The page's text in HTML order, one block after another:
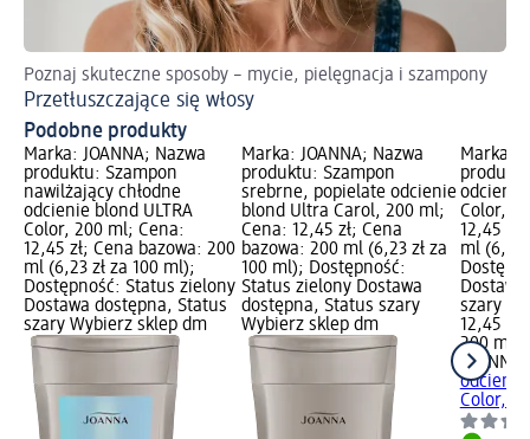
Poznaj skuteczne sposoby – mycie, pielęgnacja i szampony
Przetłuszczające się włosy
Podobne produkty
Marka: JOANNA; Nazwa
produktu: Szampon
nawilżający chłodne
odcienie blond ULTRA
Color, 200 ml; Cena:
12,45 zł; Cena bazowa: 200
ml (6,23 zł za 100 ml);
Dostępność: Status zielony
Dostawa dostępna, Status
szary Wybierz sklep dm
Marka: JOANNA; Nazwa
produktu: Szampon
srebrne, popielate odcienie
blond Ultra Carol, 200 ml;
Cena: 12,45 zł; Cena
bazowa: 200 ml (6,23 zł za
100 ml); Dostępność:
Status zielony Dostawa
dostępna, Status szary
Wybierz sklep dm
Marka:
odcienie
Color,
12,45
ml (6,23
szary
12,45 zł
200 ml
JOANNA
odcienie
Color,